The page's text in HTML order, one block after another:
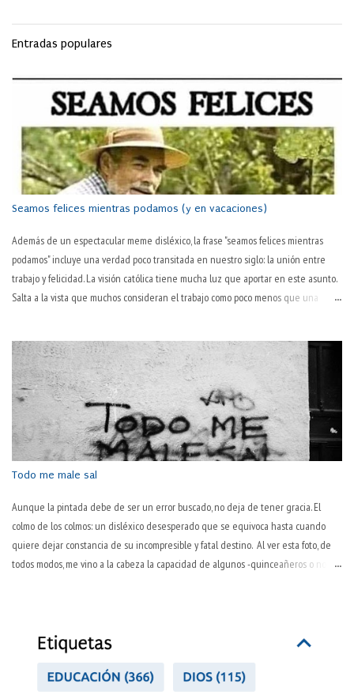
héroe griego Odiseo (al modo latino, Ulises). Además de haber luchado diez años
en esa guerra, Odiseo tarda otros diez más en regresar a la isla de Ítaca, de la
su esposa Penélope —prototipo clásico de mujer activamente fiel— han de tolerar
en su palacio a los pretendientes que habían dado por muerto a Odiseo, y que se
dedicaban a consumir los bienes de la familia. Se...
Entradas populares
Seamos felices mientras podamos (y en vacaciones)
Además de un espectacular meme disléxico, la frase "seamos felices mientras
podamos" incluye una verdad poco transitada en nuestro siglo: la unión entre
trabajo y felicidad. La visión católica tiene mucha luz que aportar en este asunto.
Salta a la vista que muchos consideran el trabajo como poco menos que una
trabajo, todos lo sabemos. El hablar normal —y quizás ya poco habitual— así lo
sugiere: "este pantalón lo tienes ya muy trabajado; cámbiatelo". El trabajo
desgasta. ¿Pero es lo único que hace? Es más, ¿es lo que consigue de modo
primario? ¿No será ese desgaste una consecuencia habitual pero no necesaria
en su esencia, sino algo debido a la inevitable corporalidad y temporalidad? Por
pasos, que la sociedad actual es tozuda. "La pasión es el motor del trabajo" Así lo
decía Pep Guardiola,...
Todo me male sal
Aunque la pintada debe de ser un error buscado, no deja de tener gracia. El
colmo de los colmos: un disléxico desesperado que se equivoca hasta cuando
quiere dejar constancia de su incompresible y fatal destino. Al ver esta foto, de
todos modos, me vino a la cabeza la capacidad de algunos -quinceañeros o no- de
personas así. Dos, como mínimo. Los primeros lo hacen por llamar la atención, por
autoestima baja) tienen las gafas oscurecidas y todo lo que ven es oscuro y torpe: